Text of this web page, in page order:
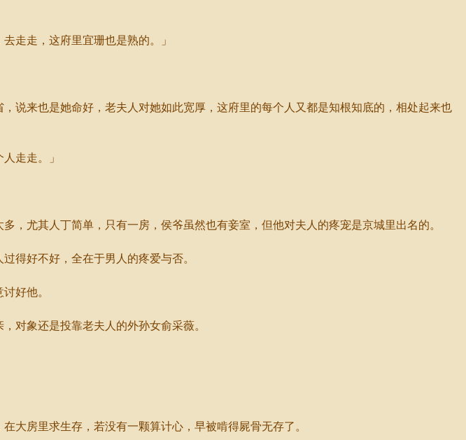
走走，这府里宜珊也是熟的。」
来也是她命好，老夫人对她如此宽厚，这府里的每个人又都是知根知底的，相处起来也
走走。」
尤其人丁简单，只有一房，侯爷虽然也有妾室，但他对夫人的疼宠是京城里出名的。
得好不好，全在于男人的疼爱与否。
好他。
象还是投靠老夫人的外孙女俞采薇。
房里求生存，若没有一颗算计心，早被啃得屍骨无存了。